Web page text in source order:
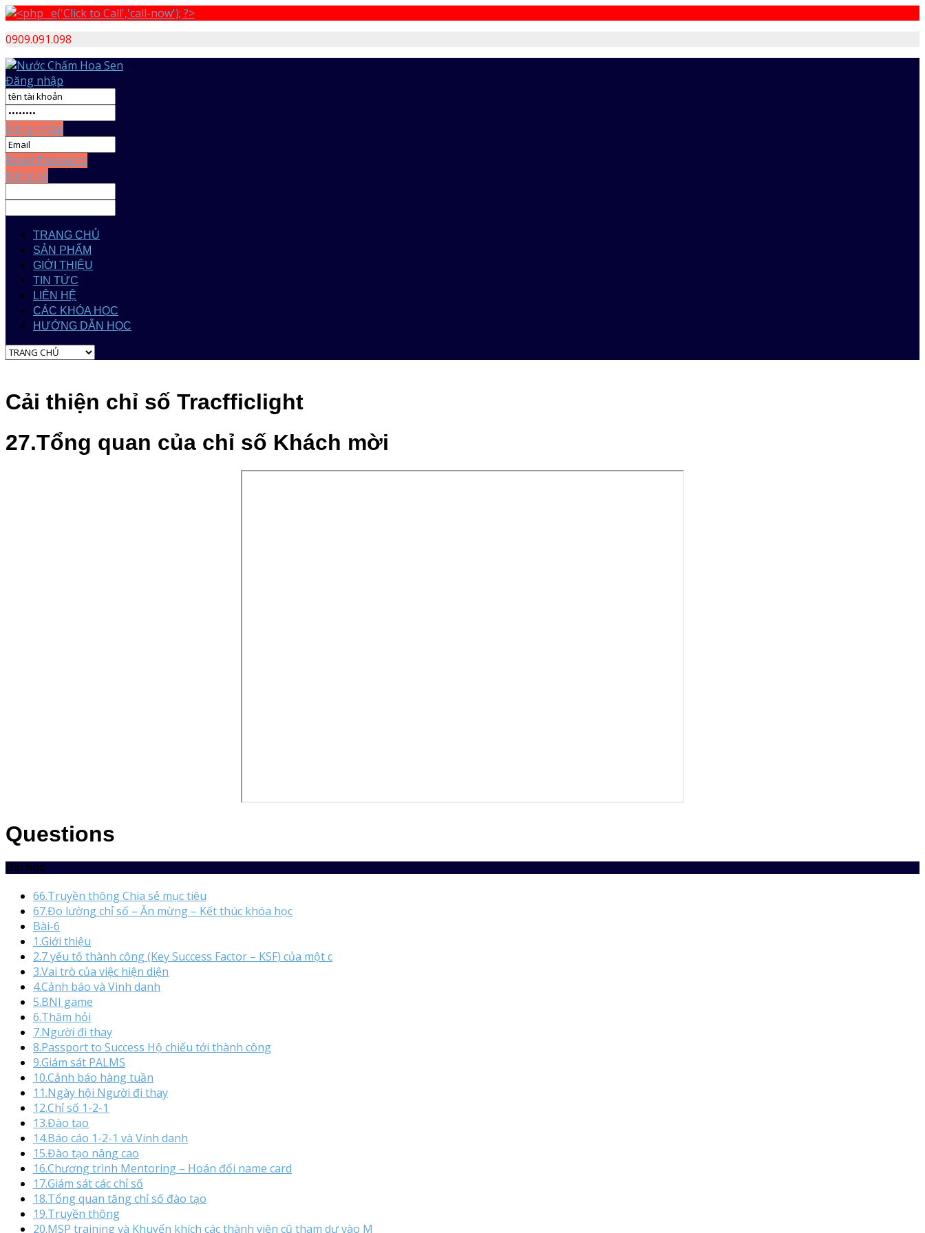
0909.091.098
Đăng nhập
Đăng nhập
Reset Password
Đăng ký
TRANG CHỦ
SẢN PHẨM
GIỚI THIỆU
TIN TỨC
LIÊN HỆ
CÁC KHÓA HỌC
HƯỚNG DẪN HỌC
Cải thiện chỉ số Tracfficlight
27.Tổng quan của chỉ số Khách mời
Questions
Bài học
66.Truyền thông Chia sẻ mục tiêu
67.Đo lường chỉ số – Ăn mừng – Kết thúc khóa học
Bài-6
1.Giới thiệu
2.7 yếu tố thành công (Key Success Factor – KSF) của một c
3.Vai trò của việc hiện diện
4.Cảnh báo và Vinh danh
5.BNI game
6.Thăm hỏi
7.Người đi thay
8.Passport to Success Hộ chiếu tới thành công
9.Giám sát PALMS
10.Cảnh báo hàng tuần
11.Ngày hội Người đi thay
12.Chỉ số 1-2-1
13.Đào tạo
14.Báo cáo 1-2-1 và Vinh danh
15.Đào tạo nâng cao
16.Chương trình Mentoring – Hoán đổi name card
17.Giám sát các chỉ số
18.Tổng quan tăng chỉ số đào tạo
19.Truyền thông
20.MSP training và Khuyến khích các thành viên cũ tham dự vào M